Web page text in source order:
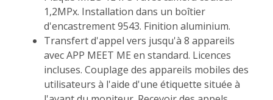
1,2MPx. Installation dans un boîtier
d'encastrement 9543. Finition aluminium.
Transfert d'appel vers jusqu'à 8 appareils
avec APP MEET ME en standard. Licences
incluses. Couplage des appareils mobiles des
utilisateurs à l'aide d'une étiquette située à